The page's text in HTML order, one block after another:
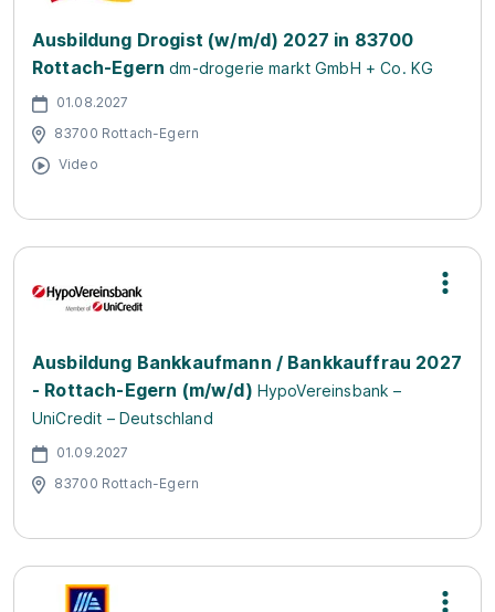
Ausbildung Drogist (w/m/d) 2027 in 83700
Rottach-Egern dm-drogerie markt GmbH + Co. KG
01.08.2027
83700 Rottach-Egern
Video
Ausbildung Bankkaufmann / Bankkauffrau 2027
- Rottach-Egern (m/w/d) HypoVereinsbank –
UniCredit – Deutschland
01.09.2027
83700 Rottach-Egern